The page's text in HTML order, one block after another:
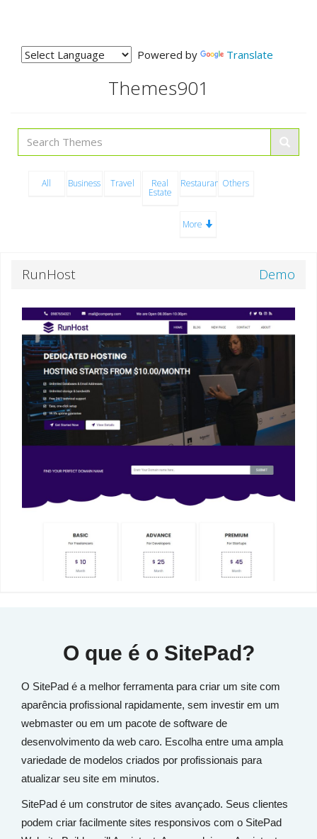
Powered by Translate
Themes901
All Business Travel Real
Estate
RestaurantsOthers
More
RunHost Demo
O que é o SitePad?
O SitePad é a melhor ferramenta para criar um site com
aparência profissional rapidamente, sem investir em um
webmaster ou em um pacote de software de
desenvolvimento da web caro. Escolha entre uma ampla
variedade de modelos criados por profissionais para
atualizar seu site em minutos.
SitePad é um construtor de sites avançado. Seus clientes
podem criar facilmente sites responsivos com o SitePad